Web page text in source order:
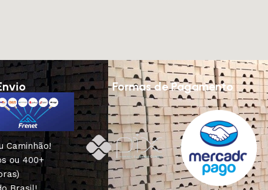
Caminhão!
ou 400+
Formas de Pagamento